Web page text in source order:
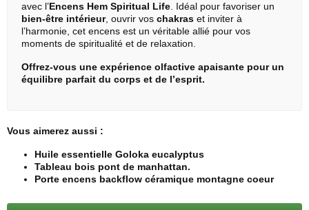
avec l’Encens Hem Spiritual Life . Idéal pour favoriser un
bien-être intérieur, ouvrir vos chakras et inviter à
l’harmonie, cet encens est un véritable allié pour vos
moments de spiritualité et de relaxation.
Offrez-vous une expérience olfactive apaisante pour un
équilibre parfait du corps et de l’esprit.
Vous aimerez aussi :
Huile essentielle Goloka eucalyptus
Tableau bois pont de manhattan.
Porte encens backflow céramique montagne coeur